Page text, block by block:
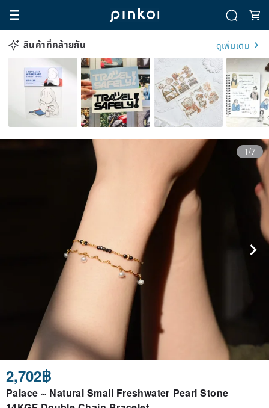
สินค้าที่คล้ายกัน ดูเพิ่มเติม
1/7
2,702฿
Palace ~ Natural Small Freshwater Pearl Stone